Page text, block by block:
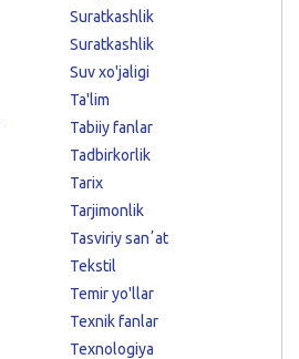
Suratkashlik
Suratkashlik
Suv xo'jaligi
Ta'lim
Tabiiy fanlar
Tadbirkorlik
Tarix
Tarjimonlik
Tasviriy sanʼat
Tekstil
Temir yo'llar
Texnik fanlar
Texnologiya